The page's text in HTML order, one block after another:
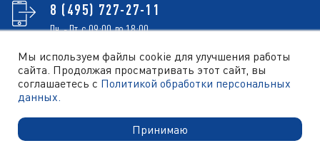
Мы используем файлы cookie для улучшения работы
сайта. Продолжая просматривать этот сайт, вы
соглашаетесь с Политикой обработки персональных
данных.
Принимаю
8 (495) 727-27-11
Пн. - Пт. с 09:00 до 18:00
ОБРАТНЫЙ ЗВОНОК